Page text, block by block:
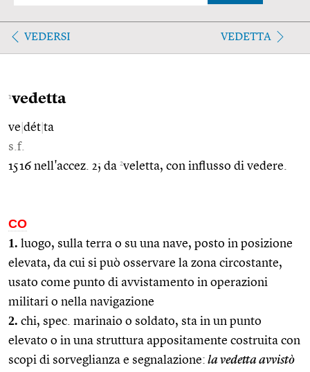
VEDERSI VEDETTA
1vedetta
ve dét ta
s.f.
1516 nell'accez. 2; da 2veletta, con influsso di vedere.
CO
1. luogo, sulla terra o su una nave, posto in posizione
elevata, da cui si può osservare la zona circostante,
usato come punto di avvistamento in operazioni
militari o nella navigazione
2. chi, spec. marinaio o soldato, sta in un punto
elevato o in una struttura appositamente costruita con
scopi di sorveglianza e segnalazione: la vedetta avvistò